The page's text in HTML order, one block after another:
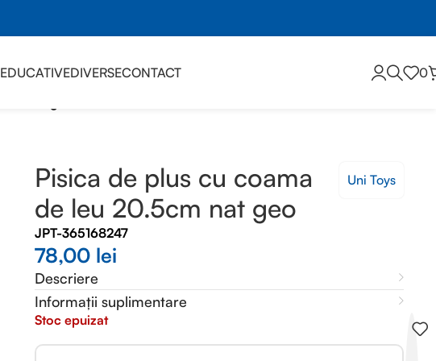
EDUCATIVEDIVERSECONTACT
0
Pisica de plus cu coama
de leu 20.5cm nat geo
Uni Toys
JPT-365168247
78,00 lei
Descriere
Informații suplimentare
Stoc epuizat